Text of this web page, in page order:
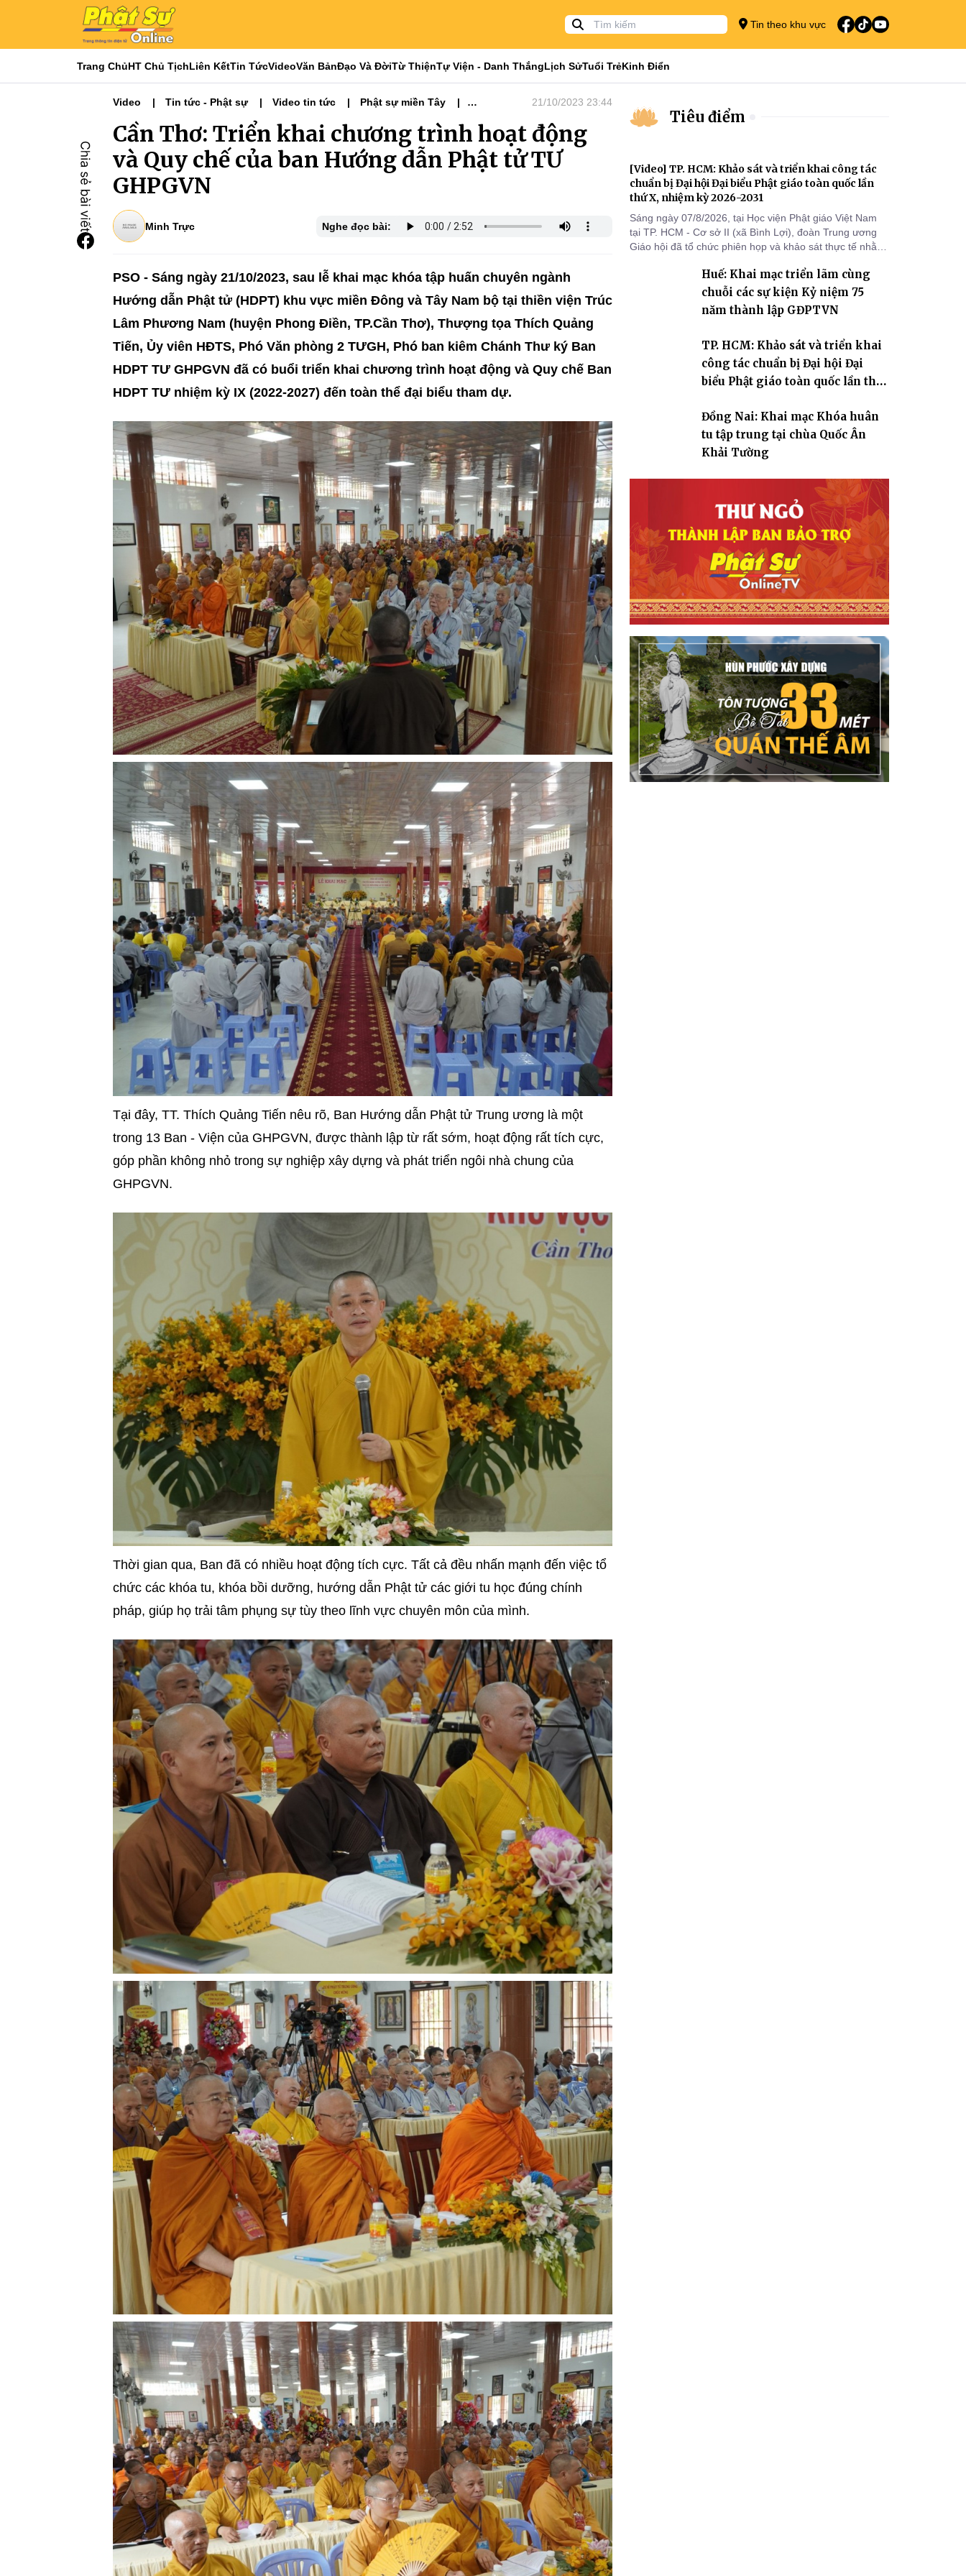
Tin theo khu vực
Trang ChủHT Chủ TịchLiên KếtTin TứcVideoVăn BảnĐạo Và ĐờiTừ ThiệnTự Viện - Danh ThắngLịch SửTuổi TrẻKinh Điển
Video Tin tức - Phật sự Video tin tức
Phật sự miền Tây
21/10/2023 23:44
Cần Thơ: Triển khai chương trình hoạt động
và Quy chế của ban Hướng dẫn Phật tử TƯ
GHPGVN
Minh Trực Nghe đọc bài:
PSO - Sáng ngày 21/10/2023, sau lễ khai mạc khóa tập huấn chuyên ngành
Hướng dẫn Phật tử (HDPT) khu vực miền Đông và Tây Nam bộ tại thiền viện Trúc
Lâm Phương Nam (huyện Phong Điền, TP.Cần Thơ), Thượng tọa Thích Quảng
Tiến, Ủy viên HĐTS, Phó Văn phòng 2 TƯGH, Phó ban kiêm Chánh Thư ký Ban
HDPT TƯ GHPGVN đã có buổi triển khai chương trình hoạt động và Quy chế Ban
HDPT TƯ nhiệm kỳ IX (2022-2027) đến toàn thể đại biểu tham dự.
Tại đây, TT. Thích Quảng Tiến nêu rõ, Ban Hướng dẫn Phật tử Trung ương là một
trong 13 Ban - Viện của GHPGVN, được thành lập từ rất sớm, hoạt động rất tích cực,
góp phần không nhỏ trong sự nghiệp xây dựng và phát triển ngôi nhà chung của
GHPGVN.
Thời gian qua, Ban đã có nhiều hoạt động tích cực. Tất cả đều nhấn mạnh đến việc tổ
chức các khóa tu, khóa bồi dưỡng, hướng dẫn Phật tử các giới tu học đúng chính
pháp, giúp họ trải tâm phụng sự tùy theo lĩnh vực chuyên môn của mình.
Tiêu điểm
[Video] TP. HCM: Khảo sát và triển khai công tác
chuẩn bị Đại hội Đại biểu Phật giáo toàn quốc lần
thứ X, nhiệm kỳ 2026-2031
Sáng ngày 07/8/2026, tại Học viện Phật giáo Việt Nam
tại TP. HCM - Cơ sở II (xã Bình Lợi), đoàn Trung ương
Giáo hội đã tổ chức phiên họp và khảo sát thực tế nhằm
toàn quốc lần thứ X, nhiệm kỳ 2026-2031.
Huế: Khai mạc triển lãm cùng
chuỗi các sự kiện Kỷ niệm 75
năm thành lập GĐPTVN
TP. HCM: Khảo sát và triển khai
công tác chuẩn bị Đại hội Đại
biểu Phật giáo toàn quốc lần thứ
Đồng Nai: Khai mạc Khóa huân
tu tập trung tại chùa Quốc Ân
Khải Tường